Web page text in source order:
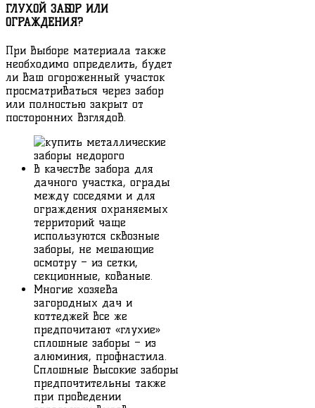
ГЛУХОЙ ЗАБОР ИЛИ
ОГРАЖДЕНИЯ?
При выборе материала также
необходимо определить, будет
ли Ваш огороженный участок
просматриваться через забор
или полностью закрыт от
посторонних взглядов.
В качестве забора для
дачного участка, ограды
между соседями и для
ограждения охраняемых
территорий чаще
используются сквозные
заборы, не мешающие
осмотру – из сетки,
секционные, кованые.
Многие хозяева
загородных дач и
коттеджей все же
предпочитают «глухие»
сплошные заборы – из
алюминия, профнастила.
Сплошные высокие заборы
предпочтительны также
при проведении